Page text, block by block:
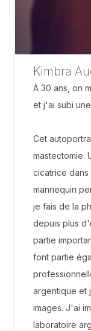
Kimbra
À 30 ans, on
et j'ai subi
Cet
mastectomie.
cicatrice dans
mannequin
je fais de la
depuis plus
partie
font partie
argentique et
images. J'ai
laboratoire